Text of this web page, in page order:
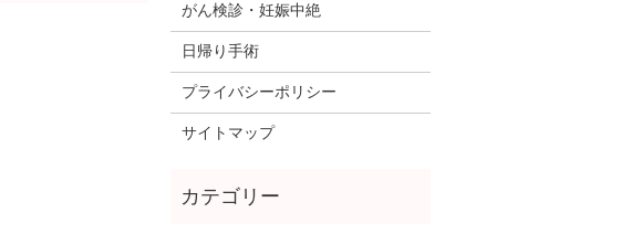
がん検診・妊娠中絶
日帰り手術
プライバシーポリシー
サイトマップ